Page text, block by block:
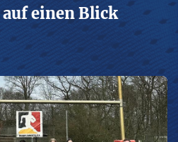
einen Blick